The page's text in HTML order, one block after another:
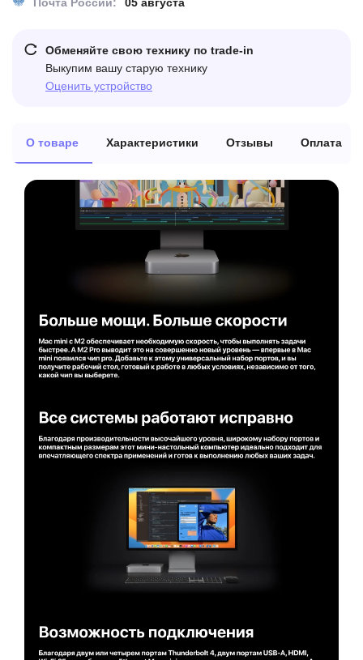
Обменяйте свою технику по trade-in
Выкупим вашу старую технику
Оценить устройство
О товаре Характеристики Отзывы Оплата